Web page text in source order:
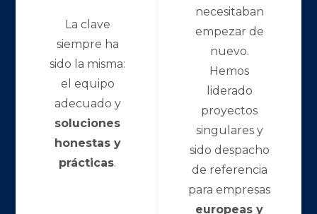
La clave
siempre ha
sido la misma:
el equipo
adecuado y
soluciones
honestas y
prácticas.
necesitaban
empezar de
nuevo.
Hemos
liderado
proyectos
singulares y
sido despacho
de referencia
para empresas
europeas y